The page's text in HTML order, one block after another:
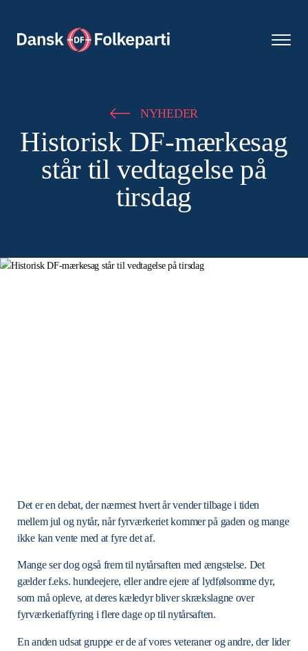
NYHEDER
Historisk DF-mærkesag
står til vedtagelse på
tirsdag
Det er en debat, der nærmest hvert år vender tilbage i tiden
mellem jul og nytår, når fyrværkeriet kommer på gaden og mange
ikke kan vente med at fyre det af.
Mange ser dog også frem til nytårsaften med ængstelse. Det
gælder f.eks. hundeejere, eller andre ejere af lydfølsomme dyr,
som må opleve, at deres kæledyr bliver skrækslagne over
fyrværkeriaffyring i flere dage op til nytårsaften.
En anden udsat gruppe er de af vores veteraner og andre, der lider